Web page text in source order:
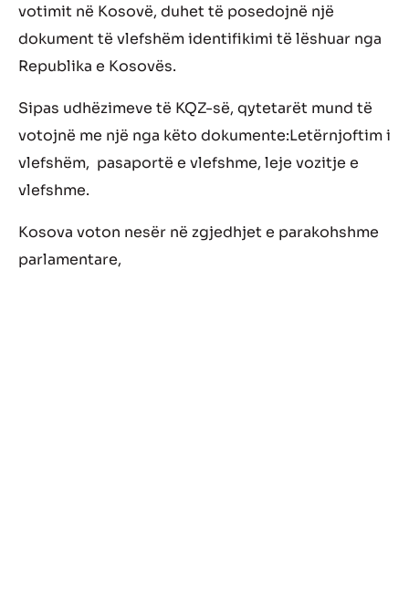
votimit në Kosovë, duhet të posedojnë një
dokument të vlefshëm identifikimi të lëshuar nga
Republika e Kosovës.
Sipas udhëzimeve të KQZ-së, qytetarët mund të
votojnë me një nga këto dokumente:Letërnjoftim i
vlefshëm, pasaportë e vlefshme, leje vozitje e
vlefshme.
Kosova voton nesër në zgjedhjet e parakohshme
parlamentare,